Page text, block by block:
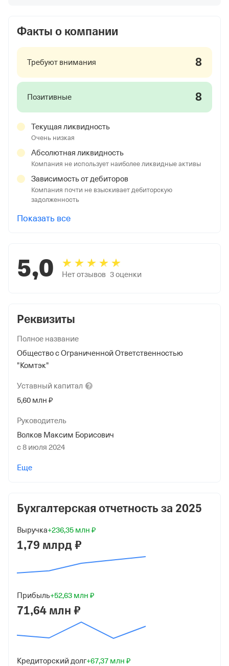
Реквизиты
Полное название
Общество с Ограниченной Ответственностью
"Комтэк"
Уставный капитал
5,60 млн ₽
Руководитель
Волков Максим Борисович
с 8 июля 2024
Степовой Артём Викторович
Авраамов Георгий Валентинович
Форма
Дата регистрации
Краткое название
119121, гор. Москва, Вн.Тер.Г. Муниципальный округ
Еще
Бухгалтерская отчетность за 2025
Выручка+236,35 млн ₽
1,79 млрд ₽
Прибыль+52,63 млн ₽
71,64 млн ₽
Кредиторский долг+67,37 млн ₽
Факты о компании
Требуют внимания 8
Позитивные 8
Текущая ликвидность
Очень низкая
Абсолютная ликвидность
Компания не использует наиболее ликвидные активы
Зависимость от дебиторов
Компания почти не взыскивает дебиторскую
задолженность
Показать все
5,0 Нет отзывов 3оценки